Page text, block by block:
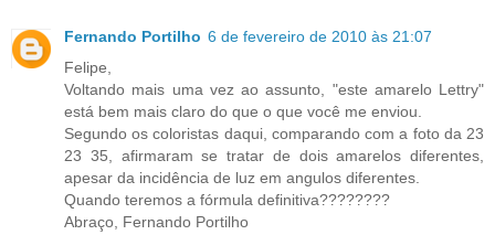
Fernando Portilho 6 de fevereiro de 2010 às 21:07
Felipe,
Voltando mais uma vez ao assunto, "este amarelo Lettry"
está bem mais claro do que o que você me enviou.
Segundo os coloristas daqui, comparando com a foto da 23
23 35, afirmaram se tratar de dois amarelos diferentes,
apesar da incidência de luz em angulos diferentes.
Quando teremos a fórmula definitiva????????
Abraço, Fernando Portilho